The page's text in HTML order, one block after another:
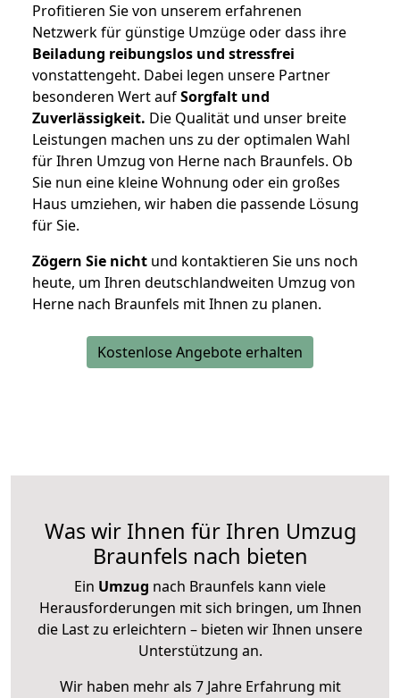
Profitieren Sie von unserem erfahrenen
Netzwerk für günstige Umzüge oder dass ihre
Beiladung reibungslos und stressfrei
vonstattengeht. Dabei legen unsere Partner
besonderen Wert aufSorgfalt und
Zuverlässigkeit. Die Qualität und unser breite
Leistungen machen uns zu der optimalen Wahl
für Ihren Umzug von Herne nach Braunfels. Ob
Sie nun eine kleine Wohnung oder ein großes
Haus umziehen, wir haben die passende Lösung
für Sie.
Zögern Sie nicht und kontaktieren Sie uns noch
heute, um Ihren deutschlandweiten Umzug von
Herne nach Braunfels mit Ihnen zu planen.
Kostenlose Angebote erhalten
Was wir Ihnen für Ihren Umzug
Braunfels nach bieten
Ein Umzug nach Braunfels kann viele
Herausforderungen mit sich bringen, um Ihnen
die Last zu erleichtern – bieten wir Ihnen unsere
Unterstützung an.
Wir haben mehr als 7 Jahre Erfahrung mit